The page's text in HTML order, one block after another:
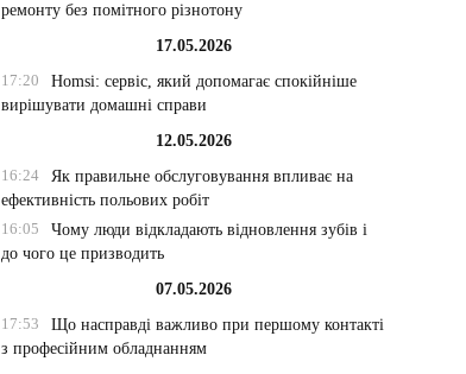
ремонту без помітного різнотону
17.05.2026
17:20
Homsi: сервіс, який допомагає спокійніше
вирішувати домашні справи
12.05.2026
16:24
Як правильне обслуговування впливає на
ефективність польових робіт
16:05
Чому люди відкладають відновлення зубів і
до чого це призводить
07.05.2026
17:53
Що насправді важливо при першому контакті
з професійним обладнанням